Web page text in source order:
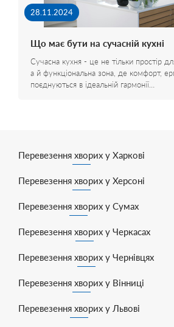
28.11.2024
Що має бути на сучасній кухні
Сучасна кухня - це не тільки простір
а й функціональна зона, де комфорт,
поєднуються в ідеальній гармонії…
Перевезення хворих у Харкові
Перевезення хворих у Херсоні
Перевезення хворих у Сумах
Перевезення хворих у Черкасах
Перевезення хворих у Чернівцях
Перевезення хворих у Вінниці
Перевезення хворих у Львові